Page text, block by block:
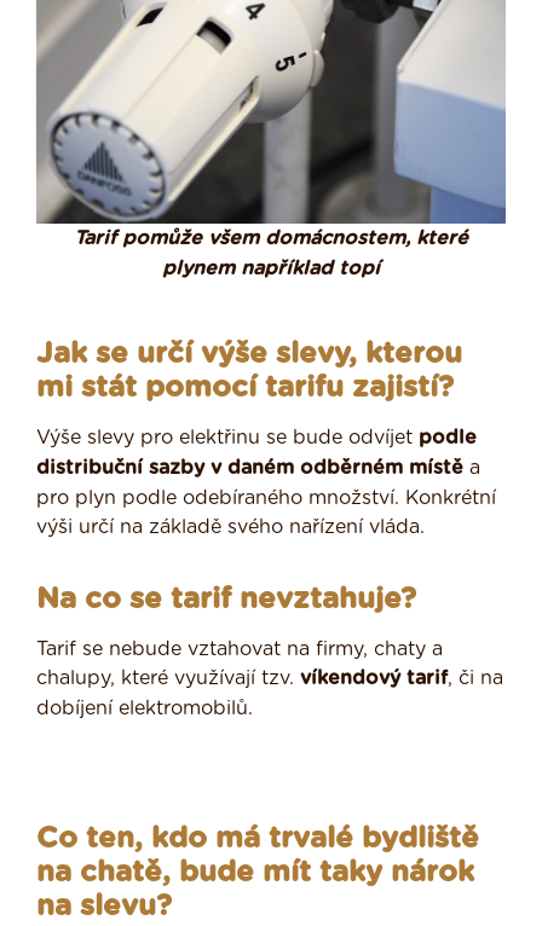
Tarif pomůže všem domácnostem, které
plynem například topí
Jak se určí výše slevy, kterou
mi stát pomocí tarifu zajistí?
Výše slevy pro elektřinu se bude odvíjet podle
distribuční sazby v daném odběrném místě a
pro plyn podle odebíraného množství. Konkrétní
výši určí na základě svého nařízení vláda.
Na co se tarif nevztahuje?
Tarif se nebude vztahovat na firmy, chaty a
chalupy, které využívají tzv. víkendový tarif, či na
dobíjení elektromobilů.
Co ten, kdo má trvalé bydliště
na chatě, bude mít taky nárok
na slevu?